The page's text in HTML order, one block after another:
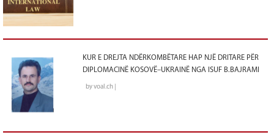
KUR E DREJTA NDËRKOMBËTARE HAP NJË DRITARE PËR
DIPLOMACINË KOSOVË–UKRAINË NGA ISUF B.BAJRAMI
by voal.ch |